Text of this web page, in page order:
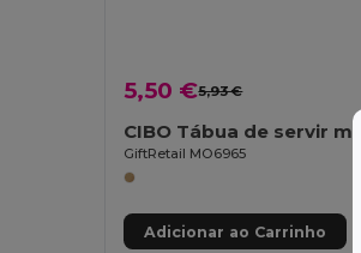
5,50 €5,93 €
GiftRetail MO6965
Adicionar ao Carrinho